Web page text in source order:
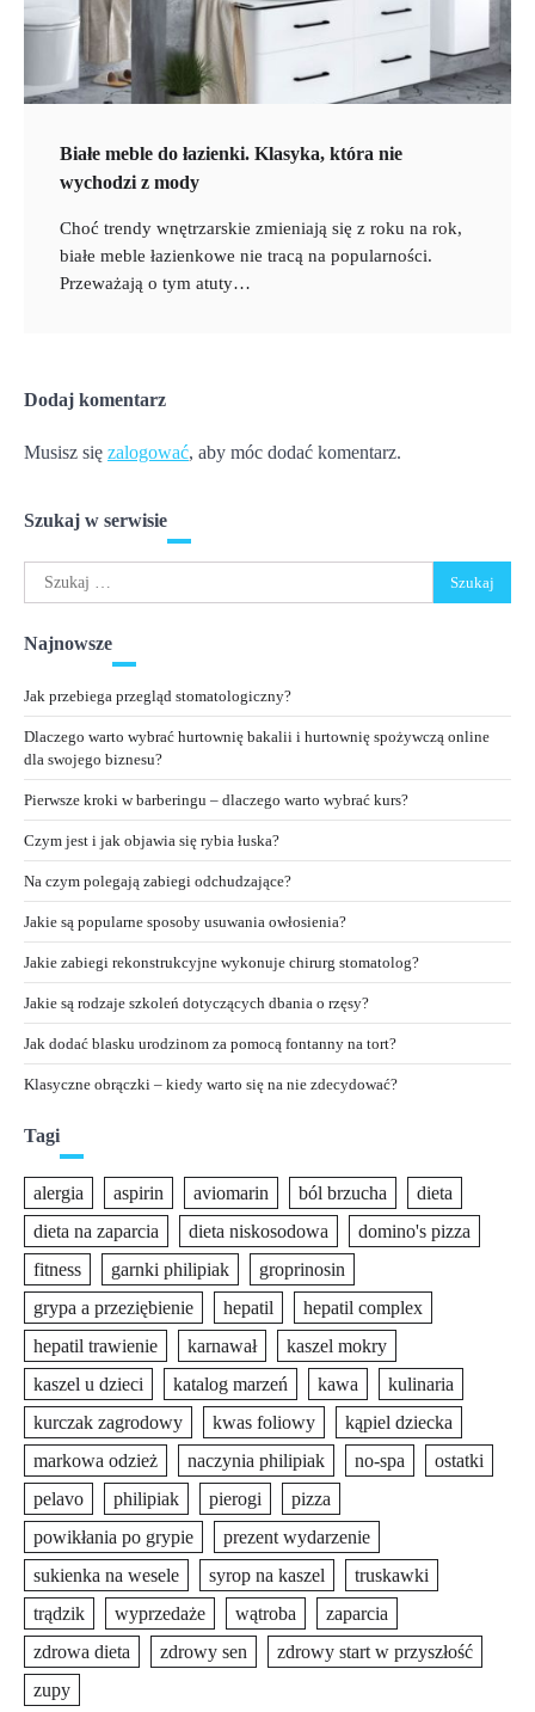
Białe meble do łazienki. Klasyka, która nie
wychodzi z mody
Choć trendy wnętrzarskie zmieniają się z roku na rok,
białe meble łazienkowe nie tracą na popularności.
Przeważają o tym atuty…
Dodaj komentarz
Musisz się zalogować, aby móc dodać komentarz.
Szukaj w serwisie
Szukaj:
Najnowsze
Jak przebiega przegląd stomatologiczny?
Dlaczego warto wybrać hurtownię bakalii i hurtownię spożywczą online
dla swojego biznesu?
Pierwsze kroki w barberingu – dlaczego warto wybrać kurs?
Czym jest i jak objawia się rybia łuska?
Na czym polegają zabiegi odchudzające?
Jakie są popularne sposoby usuwania owłosienia?
Jakie zabiegi rekonstrukcyjne wykonuje chirurg stomatolog?
Jakie są rodzaje szkoleń dotyczących dbania o rzęsy?
Jak dodać blasku urodzinom za pomocą fontanny na tort?
Klasyczne obrączki – kiedy warto się na nie zdecydować?
Tagi
alergia aspirin aviomarin ból brzucha
dieta
dieta na zaparcia
dieta niskosodowa
domino's pizza
fitness
garnki philipiak
groprinosin
grypa a przeziębienie
hepatil
hepatil complex
hepatil trawienie
karnawał
kaszel mokry
kaszel u dzieci
katalog marzeń kawa
kulinaria
kurczak zagrodowy
kwas foliowy
kąpiel dziecka
markowa odzież
naczynia philipiak no-spa
ostatki
pelavo
philipiak pierogi
pizza
powikłania po grypie
prezent wydarzenie
sukienka na wesele
syrop na kaszel
truskawki
trądzik
wyprzedaże wątroba
zaparcia
zdrowa dieta
zdrowy sen
zdrowy start w przyszłość
zupy